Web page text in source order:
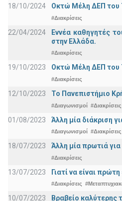
18/10/2024 Οκτώ Μέλη ΔΕΠ του
#Διακρίσεις
22/04/2024
Εννέα καθηγητές
στην Ελλάδα.
#Διακρίσεις
19/10/2023 Οκτώ Μέλη ΔΕΠ του
#Διακρίσεις
12/10/2023 Το Πανεπιστήμιο
#Διαγωνισμοί #Διακρίσεις
01/08/2023 Άλλη μία διάκριση
#Διαγωνισμοί #Διακρίσεις
18/07/2023 Άλλη μία πρωτιά
#Διακρίσεις
13/07/2023 Γιατί να είναι
#Διακρίσεις
10/07/2023 Βραβείο καλύτερης